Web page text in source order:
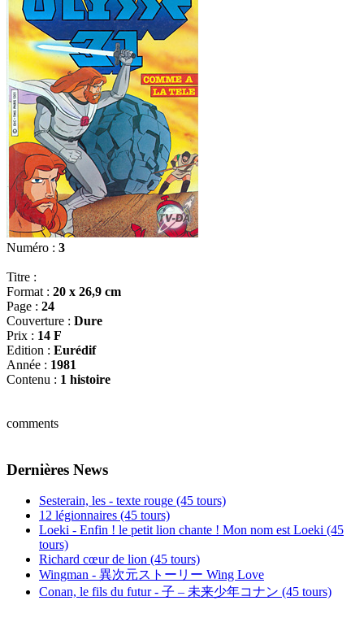
Numéro : 3
Titre :
Format : 20 x 26,9 cm
Page : 24
Couverture : Dure
Prix : 14 F
Edition : Eurédif
Année : 1981
Contenu : 1 histoire
comments
Dernières News
Sesterain, les - texte rouge (45 tours)
12 légionnaires (45 tours)
Loeki - Enfin ! le petit lion chante ! Mon nom est Loeki (45
tours)
Richard cœur de lion (45 tours)
Wingman - 異次元ストーリー Wing Love
Conan, le fils du futur - 子 – 未来少年コナン (45 tours)